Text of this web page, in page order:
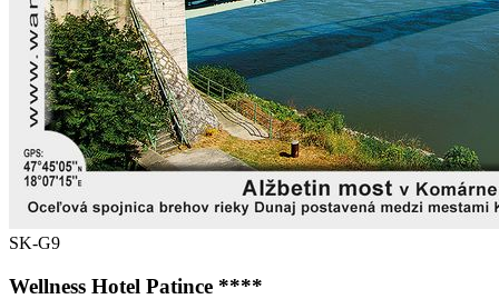
SK-G9
Wellness Hotel Patince ****